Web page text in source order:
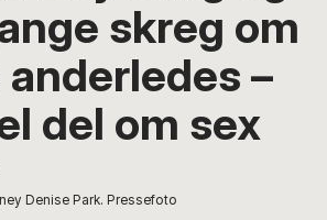
skreg om
–
del om sex
Denise Park. Pressefoto